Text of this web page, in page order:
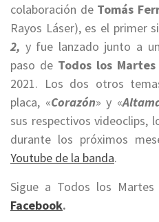
colaboración de Tomás
Rayos Láser), es el primer
2, y fue lanzado junto a
paso de Todos los Martes
2021. Los dos otros
placa, «Corazón» y «
sus respectivos videoclips,
durante los próximos
Youtube de la banda.
Sigue a Todos los Martes
Facebook.